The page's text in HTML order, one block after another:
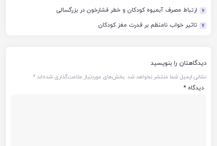
6 ارتباط مصرف آبمیوه کودکان و خطر فشارخون در بزرگسالی
7 تاثیر خواب نامنظم بر قدرت مغز کودکان
دیدگاهتان را بنویسید
نشانی ایمیل شما منتشر نخواهد شد. بخش‌های موردنیاز علامت‌گذاری شده‌اند*
دیدگاه *